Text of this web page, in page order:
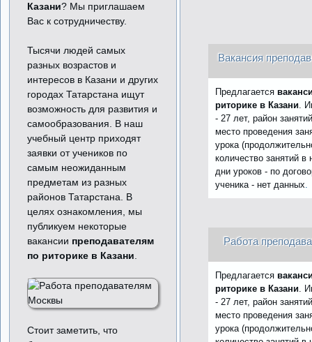
Казани? Мы приглашаем
Вас к сотрудничеству.
Тысячи людей самых
разных возрастов и
интересов в Казани и других
городах Татарстана ищут
возможность для развития и
самообразования. В наш
учебный центр приходят
заявки от учеников по
самым неожиданным
предметам из разных
районов Татарстана. В
целях ознакомления, мы
публикуем некоторые
вакансии преподавателям
по риторике в Казани
Стоит заметить, что
Вакансия
Предлагается
риторике в Казани.
- 27 лет, район
место проведения
урока
количество занятий
дни уроков - по
ученика - нет данных.
Работа
Предлагается
риторике в Казани.
- 27 лет, район
место проведения
урока